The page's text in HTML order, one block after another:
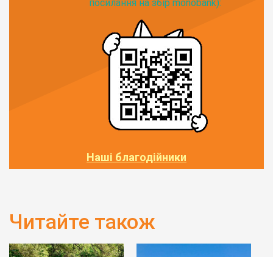
посилання на збір monobank):
Наші благодійники
Читайте також